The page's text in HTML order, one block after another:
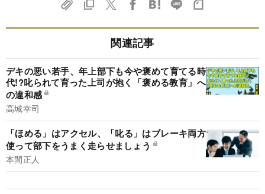
関連記事
デキの悪い若手、年上部下も今や褒めて育てる時
代!?叱られて育った上司が抱く「褒める教育」へ
の違和感
高城幸司
「ほめる」はアクセル、「叱る」はブレーキ両方
使って部下をうまく走らせましょう
本間正人